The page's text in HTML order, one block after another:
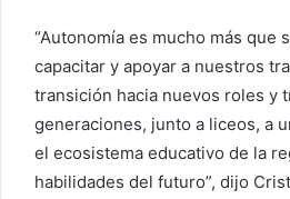
“Autonomía es mucho más que
capacitar y apoyar a nuestros
transición hacia nuevos roles y
generaciones, junto a liceos, a
el ecosistema educativo de la
habilidades del futuro”, dijo